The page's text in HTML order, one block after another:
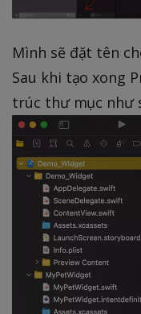
Mình sẽ đặt tên
Sau khi tạo xong
trúc thư mục như